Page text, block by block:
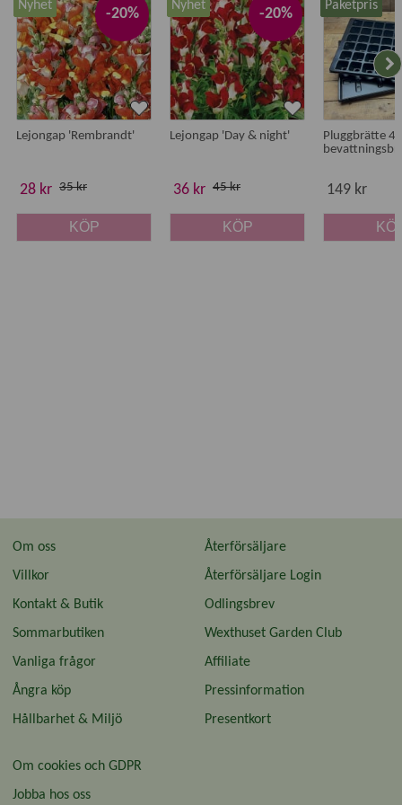
-20%
Nyhet
Lejongap 'Rembrandt'
28 kr 35 kr
KÖP
-20%
Nyhet
Lejongap 'Day & night'
36 kr 45 kr
KÖP
Paketpris
Pluggbrätte
149 kr
Om oss
Villkor
Kontakt & Butik
Sommarbutiken
Vanliga frågor
Ångra köp
Hållbarhet & Miljö
Återförsäljare
Återförsäljare Login
Odlingsbrev
Wexthuset Garden Club
Affiliate
Pressinformation
Presentkort
Om cookies och GDPR
Jobba hos oss